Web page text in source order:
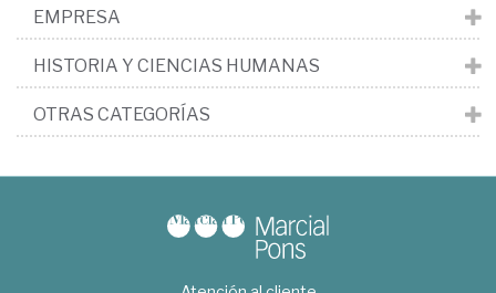
EMPRESA
HISTORIA Y CIENCIAS HUMANAS
OTRAS CATEGORÍAS